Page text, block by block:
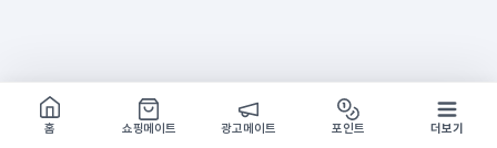
쇼핑몰 구경하기
방문시 1G
홈
쇼핑메이트 광고메이트 포인트 더보기